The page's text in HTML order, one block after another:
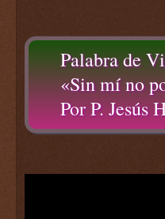
Palabra de
«Sin mí no
Por P. Jesús